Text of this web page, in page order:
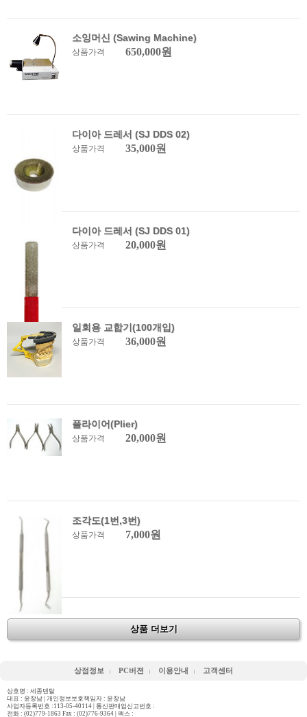
소잉머신 (Sawing Machine)
상품가격 650,000원
다이아 드레서 (SJ DDS 02)
상품가격 35,000원
다이아 드레서 (SJ DDS 01)
상품가격 20,000원
일회용 교합기(100개입)
상품가격 36,000원
플라이어(Plier)
상품가격 20,000원
조각도(1번,3번)
상품가격 7,000원
상품 더보기
상점정보 PC버젼 이용안내 고객센터
상호명 : 세종덴탈
대표 : 윤창남 | 개인정보보호책임자 : 윤창남
사업자등록번호 :113-05-40114 | 통신판매업신고번호 :
전화 : (02)779-1863 Fax : (02)776-9364 | 팩스 :